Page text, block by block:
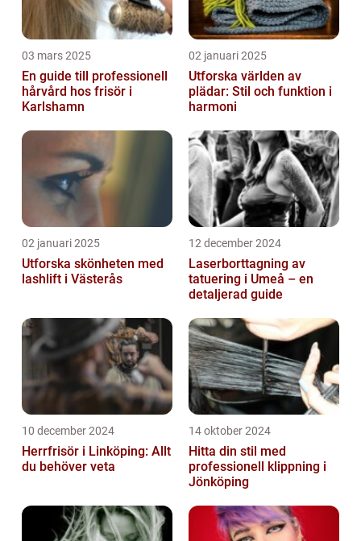
03 mars 2025
En guide till professionell
hårvård hos frisör i
Karlshamn
02 januari 2025
Utforska världen av
plädar: Stil och funktion i
harmoni
02 januari 2025
Utforska skönheten med
lashlift i Västerås
12 december 2024
Laserborttagning av
tatuering i Umeå – en
detaljerad guide
10 december 2024
Herrfrisör i Linköping: Allt
du behöver veta
14 oktober 2024
Hitta din stil med
professionell klippning i
Jönköping